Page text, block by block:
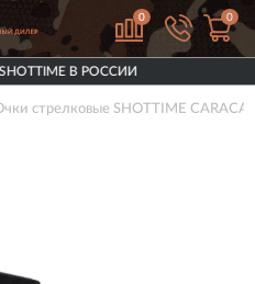
0 0
стрелковые SHOTTIME